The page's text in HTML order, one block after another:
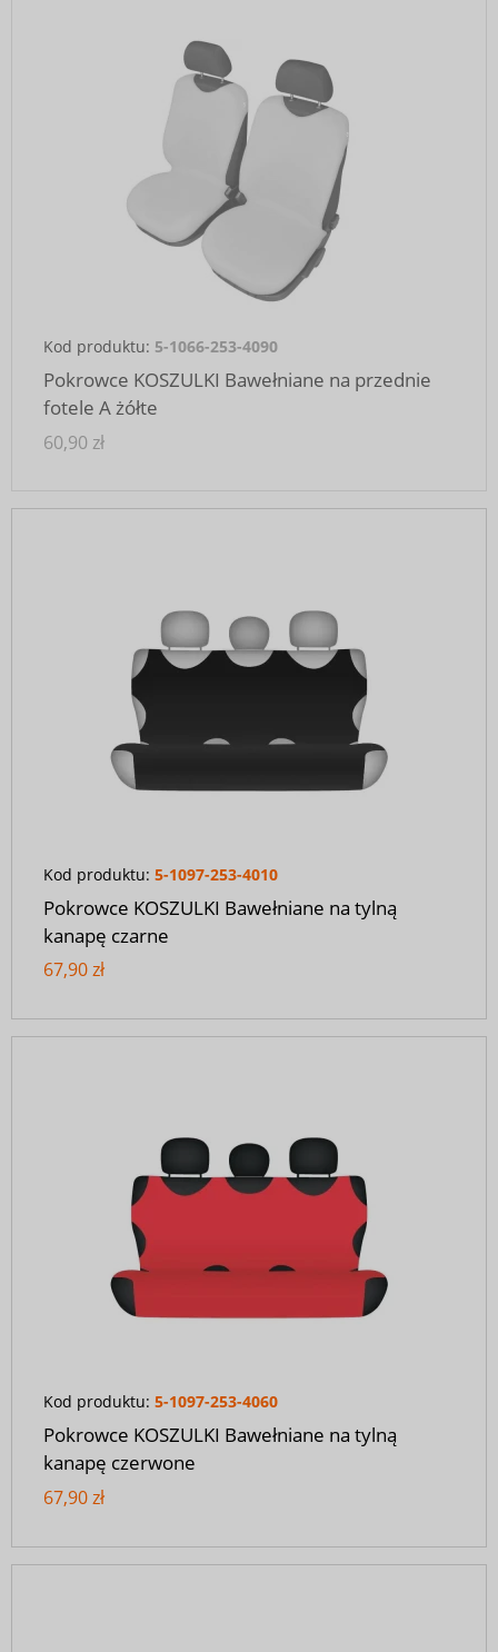
Kod produktu: 5-1066-253-4090
Pokrowce KOSZULKI Bawełniane na przednie
fotele A żółte
60,90 zł
Kod produktu: 5-1097-253-4010
Pokrowce KOSZULKI Bawełniane na tylną
kanapę czarne
67,90 zł
Kod produktu: 5-1097-253-4060
Pokrowce KOSZULKI Bawełniane na tylną
kanapę czerwone
67,90 zł